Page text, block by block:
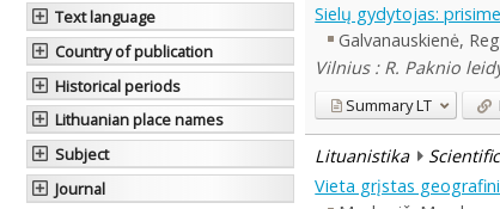
Text language
Country of publication
Historical periods
Lithuanian place names
Subject
Journal
Sielų gydytojas:
Galvanauskienė,
Vilnius : R. Paknio
SummaryLT
Lituanistika
Vieta grįstas